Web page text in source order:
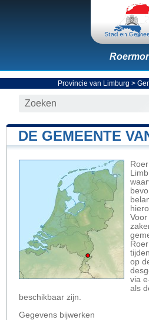
Provincie van Limburg >
DE GEMEENTE
op
via
als
beschikbaar zijn.
Gegevens bijwerken